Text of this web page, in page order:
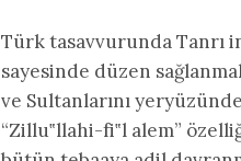
Türk tasavvurunda Tanrı
sayesinde düzen
ve Sultanlarını
“Zillu‟llahi-fi‟l alem”